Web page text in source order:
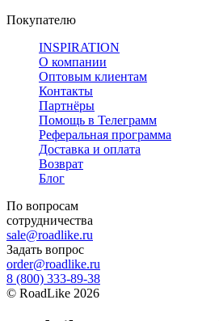
Покупателю
INSPIRATION
О компании
Оптовым клиентам
Контакты
Партнёры
Помощь в Телеграмм
Реферальная программа
Доставка и оплата
Возврат
Блог
По вопросам
сотрудничества
sale@roadlike.ru
Задать вопрос
order@roadlike.ru
8 (800) 333-89-38
© RoadLike 2026